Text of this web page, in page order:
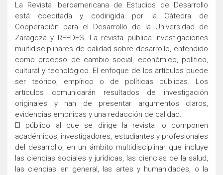
La Revista Iberoamericana de Estudios de Desarrollo
está coeditada y codirigida por la Cátedra de
Cooperación para el Desarrollo de la Universidad de
Zaragoza y REEDES. La revista publica investigaciones
multidisciplinares de calidad sobre desarrollo, entendido
como proceso de cambio social, económico, político,
cultural y tecnológico. El enfoque de los artículos puede
ser teórico, empírico o de políticas públicas. Los
artículos comunicarán resultados de investigación
originales y han de presentar argumentos claros,
evidencias empíricas y una redacción de calidad.
El público al que se dirige la revista lo componen
académicos, investigadores, estudiantes y profesionales
del desarrollo, en un ámbito multidisciplinar que incluye
las ciencias sociales y jurídicas, las ciencias de la salud,
las ciencias en general, las artes y humanidades, o la